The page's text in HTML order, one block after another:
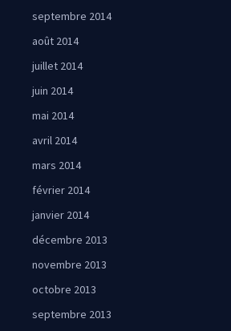
septembre 2014
août 2014
juillet 2014
juin 2014
mai 2014
avril 2014
mars 2014
février 2014
janvier 2014
décembre 2013
novembre 2013
octobre 2013
septembre 2013